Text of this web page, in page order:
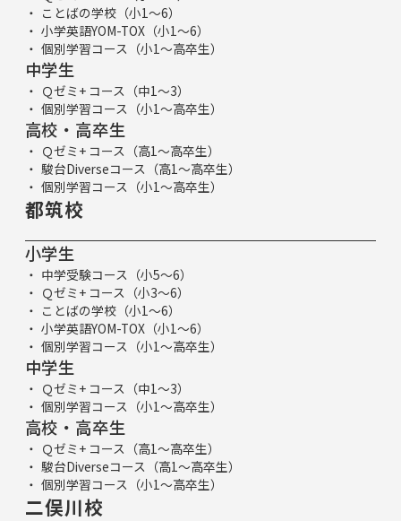
ことばの学校（小1～6）
小学英語YOM-TOX（小1～6）
個別学習コース（小1～高卒生）
中学生
Ｑゼミ+ コース（中1～3）
個別学習コース（小1～高卒生）
高校・高卒生
Ｑゼミ+ コース（高1～高卒生）
駿台Diverseコース（高1～高卒生）
個別学習コース（小1～高卒生）
都筑校
小学生
中学受験コース（小5～6）
Ｑゼミ+ コース（小3～6）
ことばの学校（小1～6）
小学英語YOM-TOX（小1～6）
個別学習コース（小1～高卒生）
中学生
Ｑゼミ+ コース（中1～3）
個別学習コース（小1～高卒生）
高校・高卒生
Ｑゼミ+ コース（高1～高卒生）
駿台Diverseコース（高1～高卒生）
個別学習コース（小1～高卒生）
二俣川校